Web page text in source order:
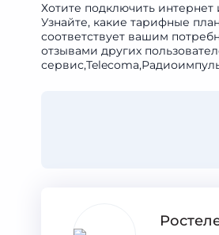
Хотите подключить
Узнайте, какие тарифные
соответствует вашим
отзывами других